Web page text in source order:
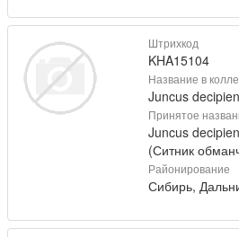
Штрихкод
KHA15104
Название в
Juncus
Принятое
Juncus
(Ситник
Районирование
Сибирь,